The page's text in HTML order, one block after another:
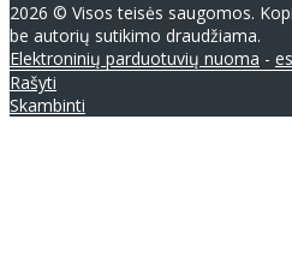
2026 © Visos teisės saugomos.
be autorių sutikimo draudžiama.
Elektroninių parduotuvių nuoma -
Rašyti
Skambinti